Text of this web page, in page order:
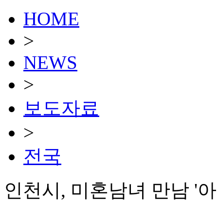
HOME
>
NEWS
>
보도자료
>
전국
인천시, 미혼남녀 만남 '